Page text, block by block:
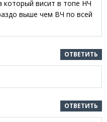
который висит в топе НЧ
выше чем ВЧ по всей
ОТВЕТИТЬ
ОТВЕТИТЬ